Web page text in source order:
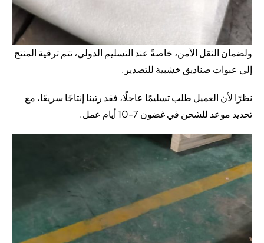
ولضمان النقل الآمن، خاصةً عند التسليم الدولي، تتم ترقية المنتج
إلى عبوات صناديق خشبية للتصدير.
نظرًا لأن العميل طلب تسليمًا عاجلًا، فقد رتبنا إنتاجًا سريعًا، مع
تحديد موعد للشحن في غضون 7-10 أيام عمل.